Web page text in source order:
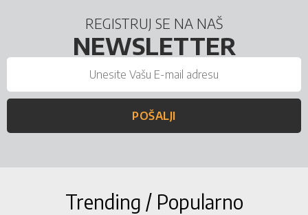
REGISTRUJ SE NA NAŠ
NEWSLETTER
POŠALJI
Trending / Popularno